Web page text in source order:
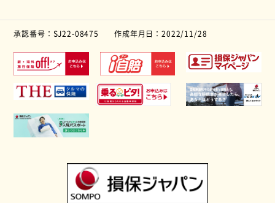
承認番号：SJ22-08475 作成年月日：2022/11/28